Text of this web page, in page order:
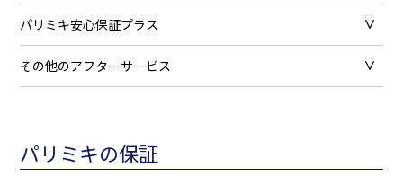
パリミキ安心保証プラス
その他のアフターサービス
パリミキの保証